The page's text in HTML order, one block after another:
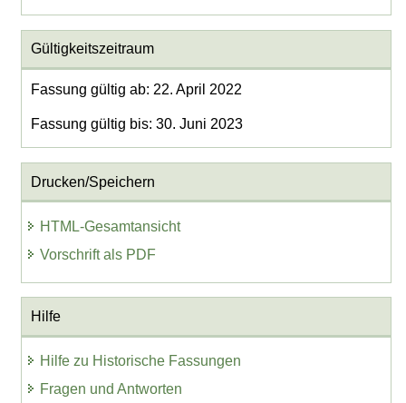
Gültigkeitszeitraum
Fassung gültig ab: 22. April 2022
Fassung gültig bis: 30. Juni 2023
Drucken/Speichern
HTML-Gesamtansicht
Vorschrift als PDF
Hilfe
Hilfe zu Historische Fassungen
Fragen und Antworten